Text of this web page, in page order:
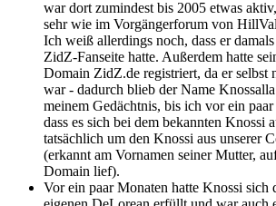
war dort zumindest bis 2005 etwas
sehr wie im Vorgängerforum von
Ich weiß allerdings noch, dass er
ZidZ-Fanseite hatte. Außerdem hatte
Domain ZidZ.de registriert, da er selbst
war - dadurch blieb der Name
meinem Gedächtnis, bis ich vor ein
dass es sich bei dem bekannten Knossi
tatsächlich um den Knossi aus unserer
(erkannt am Vornamen seiner Mutter,
Domain lief).
Vor ein paar Monaten hatte Knossi sich